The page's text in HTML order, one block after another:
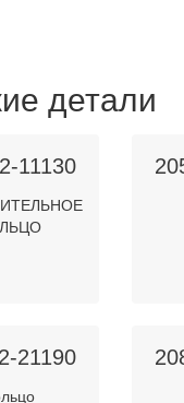
детали
11130
21190